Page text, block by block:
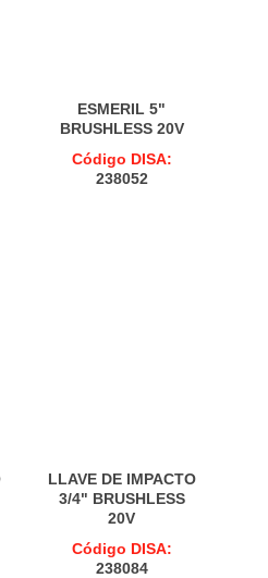
ESMERIL 5"
BRUSHLESS 20V
Código DISA:
238052
LLAVE DE IMPACTO
3/4" BRUSHLESS
20V
Código DISA:
238084